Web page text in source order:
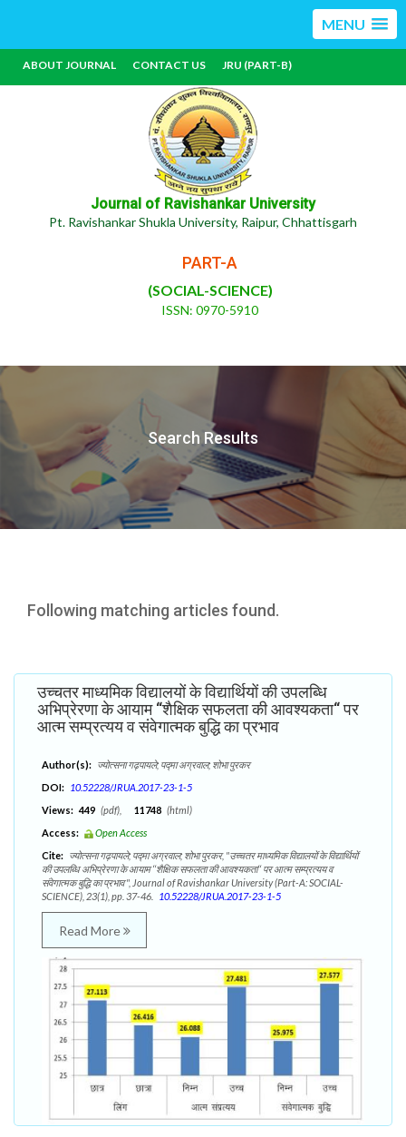
MENU
ABOUT JOURNAL CONTACT US JRU (PART-B)
Journal of Ravishankar University
Pt. Ravishankar Shukla University, Raipur, Chhattisgarh
PART-A
(SOCIAL-SCIENCE)
ISSN: 0970-5910
Search Results
Following matching articles found.
उच्चतर माध्यमिक विद्यालयों के विद्यार्थियों की उपलब्धि
अभिप्रेरणा के आयाम ‘‘शैक्षिक सफलता की आवश्यकता‘‘ पर
आत्म सम्प्रत्यय व संवेगात्मक बुद्धि का प्रभाव
Author(s): ज्योत्सना गढ़पायले; पद्मा अग्रवाल; शोभा पुरकर
DOI: 10.52228/JRUA.2017-23-1-5
Views: 449 (pdf), 11748 (html)
Access:
Open Access
Cite: ज्योत्सना गढ़पायले; पद्मा अग्रवाल; शोभा पुरकर, "उच्चतर माध्यमिक विद्यालयों के विद्यार्थियों
की उपलब्धि अभिप्रेरणा के आयाम ‘‘शैक्षिक सफलता की आवश्यकता‘‘ पर आत्म सम्प्रत्यय व
संवेगात्मक बुद्धि का प्रभाव ", Journal of Ravishankar University (Part-A: SOCIAL-
SCIENCE), 23(1), pp. 37-46. 10.52228/JRUA.2017-23-1-5
Read More